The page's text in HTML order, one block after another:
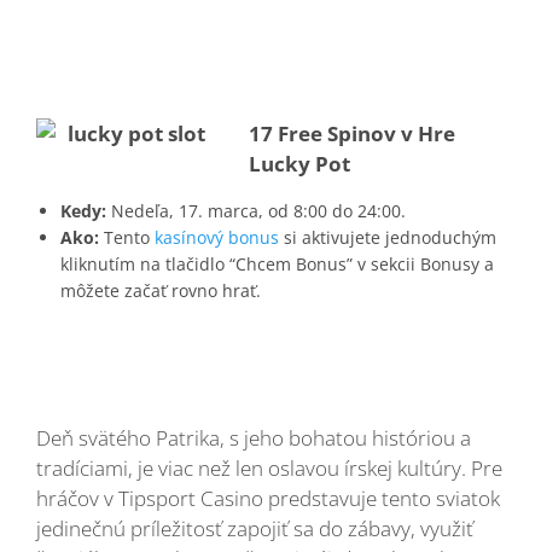
17 Free Spinov v Hre
Lucky Pot
Kedy: Nedeľa, 17. marca, od 8:00 do 24:00.
Ako: Tento kasínový bonus si aktivujete jednoduchým
kliknutím na tlačidlo “Chcem Bonus” v sekcii Bonusy a
môžete začať rovno hrať.
Deň svätého Patrika, s jeho bohatou históriou a
tradíciami, je viac než len oslavou írskej kultúry. Pre
hráčov v Tipsport Casino predstavuje tento sviatok
jedinečnú príležitosť zapojiť sa do zábavy, využiť